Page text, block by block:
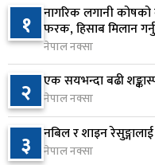
६
रूकुम पश्चिममा
ठक्कर दिँदा
१ दिन अघि
७
प्रतिनिधिसभा
प्रस्तुत हुने
१ दिन अघि
१ नागरिक लगानी
फरक, हिसाब मिलान
नेपाल नक्सा
२ एक सयभन्दा बढी
नेपाल नक्सा
३ नबिल र शाइन
नेपाल नक्सा